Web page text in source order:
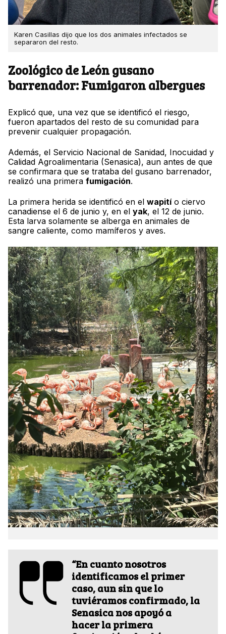
Karen Casillas dijo que los dos animales infectados se
separaron del resto.
Zoológico de León gusano
barrenador: Fumigaron albergues
Explicó que, una vez que se identificó el riesgo,
fueron apartados del resto de su comunidad para
prevenir cualquier propagación.
Además, el Servicio Nacional de Sanidad, Inocuidad y
Calidad Agroalimentaria (Senasica), aun antes de que
se confirmara que se trataba del gusano barrenador,
realizó una primera fumigación.
La primera herida se identificó en el wapitío ciervo
canadiense el 6 de junio y, en el yak, el 12 de junio.
Esta larva solamente se alberga en animales de
sangre caliente, como mamíferos y aves.
“En cuanto nosotros
identificamos el primer
caso, aun sin que lo
tuviéramos confirmado, la
Senasica nos apoyó a
hacer la primera